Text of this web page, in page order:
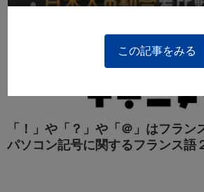
「！」や「？」や「＠」はフラン
パソコン記号に関するフランス語
この記事をみる